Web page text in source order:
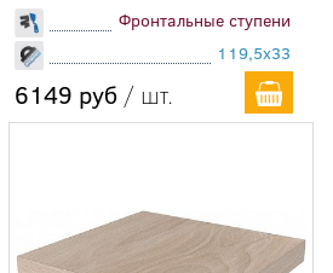
Фронтальные ступени
119,5x33
6149 руб / шт.